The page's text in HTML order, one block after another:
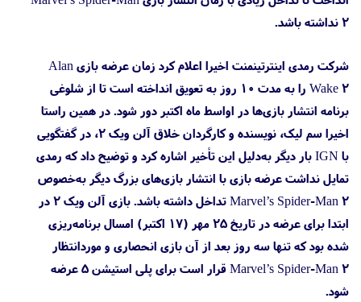
2 نداشته باشد.
شرکت رمدی اینترتینمنت اخیرا اعلام کرد زمان عرضه بازی Alan
Wake 2 را به مدت ۱۰ روز به تعویق انداخته است تا از شلوغی
برنامه انتشار بازی‌ها در اواسط ماه اکتبر دور شود. در همین راستا
اخیرا سم لیک، نویسنده و کارگردان خلاق آلن ویک 2، در گفتگویی
با IGN بار دیگر به‌دلیل این تأخیر اشاره کرد و توضیح داد که رمدی
تمایل نداشت عرضه بازی با انتشار بازی‌های بزرگ دیگر به‌خصوص
Marvel’s Spider-Man 2 تداخل داشته باشد. بازی آلن ویک 2 در
ابتدا برای عرضه در تاریخ ۲۵ مهر (۱۷ اکتبر) امسال برنامه‌ریزی
شده بود که تنها سه روز بعد از آن بازی انحصاری و موردانتظار
Marvel’s Spider-Man 2 قرار است برای پلی استیشن 5 عرضه
شود.